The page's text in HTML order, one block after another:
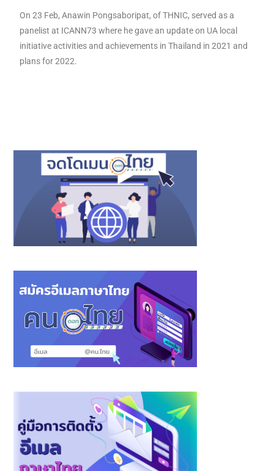
On 23 Feb, Anawin Pongsaboripat, of THNIC, served as a
panelist at ICANN73 where he gave an update on UA local
initiative activities and achievements in Thailand in 2021 and
plans for 2022.